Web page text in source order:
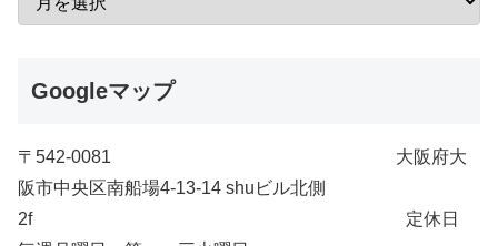
Googleマップ
〒542-0081 大阪府大
阪市中央区南船場4-13-14 shuビル北側
2f 定休日